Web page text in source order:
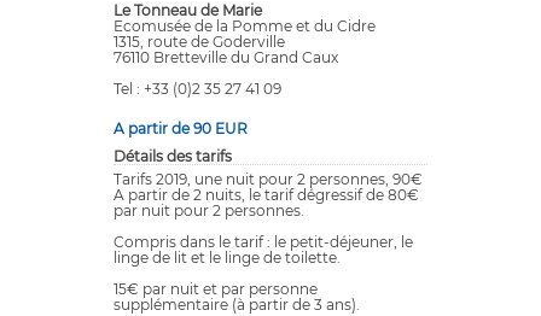
Le Tonneau de Marie
Ecomusée de la Pomme et du Cidre
1315, route de Goderville
76110 Bretteville du Grand Caux
Tel : +33 (0)2 35 27 41 09
A partir de 90 EUR
Détails des tarifs
Tarifs 2019, une nuit pour 2 personnes, 90€
A partir de 2 nuits, le tarif dégressif de 80€
par nuit pour 2 personnes.
Compris dans le tarif : le petit-déjeuner, le
linge de lit et le linge de toilette.
15€ par nuit et par personne
supplémentaire (à partir de 3 ans).